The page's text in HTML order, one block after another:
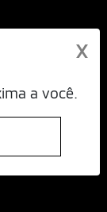
X
a você.